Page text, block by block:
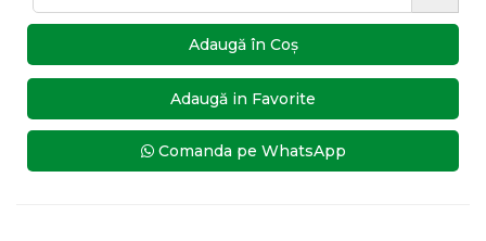
Adaugă în Coş
Adaugă in Favorite
Comanda pe WhatsApp